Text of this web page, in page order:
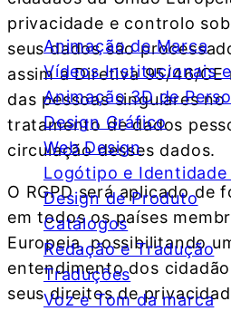
Animação de Marca
Vídeos Institucionais
Animação 3D de
Design Gráfico
Web Design
Logótipo e Identidade
Design de Produto
Catálogos
Redação e Tradução
Traduções
Voz e Tom da marca
privacidade e controlo
seus dados são
assim a Diretiva 95/46/
das pessoas singulares
tratamento de dados
circulação desses dados.
O RGPD será aplicado de
em todos os países
Europeia, possibilitando
entendimento dos
seus direitos de